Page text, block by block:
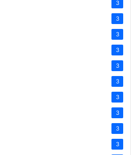
3
3
3
3
3
3
3
3
3
3